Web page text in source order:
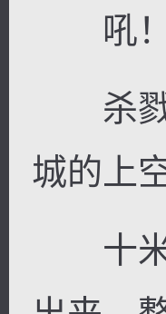
吼！
杀戮
城的上
十米